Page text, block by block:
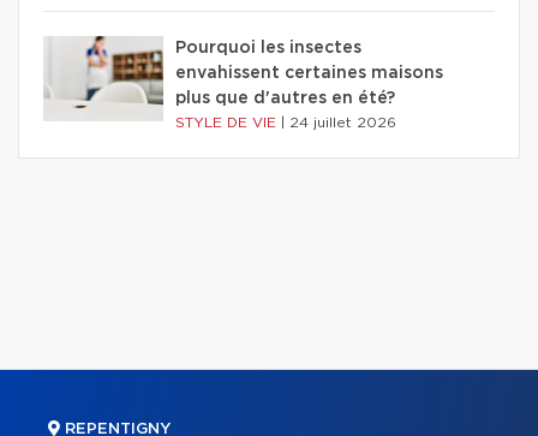
Pourquoi les insectes
envahissent certaines maisons
plus que d'autres en été?
STYLE DE VIE 24 juillet 2026
REPENTIGNY